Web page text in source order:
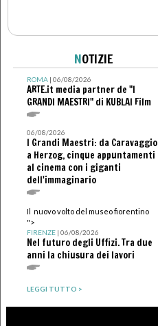
NOTIZIE
ROMA| 06/08/2026
ARTE.it media partner de "I
GRANDI MAESTRI" di KUBLAI Film
06/08/2026
I Grandi Maestri: da Caravaggio
a Herzog, cinque appuntamenti
al cinema con i giganti
dell'immaginario
Il nuovo volto del museo fiorentino
">
FIRENZE| 06/08/2026
Nel futuro degli Uffizi. Tra due
anni la chiusura dei lavori
LEGGI TUTTO >